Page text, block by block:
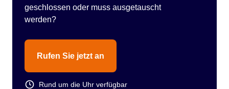
geschlossen oder muss ausgetauscht
werden?
Rufen Sie jetzt an
Rund um die Uhr verfügbar